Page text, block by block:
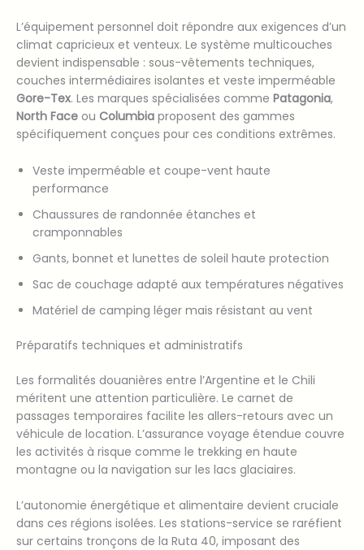
L’équipement personnel doit répondre aux exigences d’un
climat capricieux et venteux. Le système multicouches
devient indispensable : sous-vêtements techniques,
couches intermédiaires isolantes et veste imperméable
Gore-Tex. Les marques spécialisées comme Patagonia,
North Face ou Columbia proposent des gammes
spécifiquement conçues pour ces conditions extrêmes.
Veste imperméable et coupe-vent haute
performance
Chaussures de randonnée étanches et
cramponnables
Gants, bonnet et lunettes de soleil haute protection
Sac de couchage adapté aux températures négatives
Matériel de camping léger mais résistant au vent
Préparatifs techniques et administratifs
Les formalités douanières entre l’Argentine et le Chili
méritent une attention particulière. Le carnet de
passages temporaires facilite les allers-retours avec un
véhicule de location. L’assurance voyage étendue couvre
les activités à risque comme le trekking en haute
montagne ou la navigation sur les lacs glaciaires.
L’autonomie énergétique et alimentaire devient cruciale
dans ces régions isolées. Les stations-service se raréfient
sur certains tronçons de la Ruta 40, imposant des